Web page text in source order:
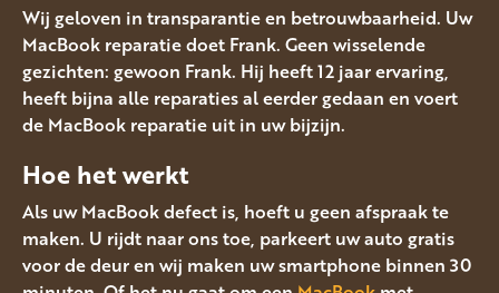
Wij geloven in transparantie en betrouwbaarheid. Uw
MacBook reparatie doet Frank. Geen wisselende
gezichten: gewoon Frank. Hij heeft 12 jaar ervaring,
heeft bijna alle reparaties al eerder gedaan en voert
de MacBook reparatie uit in uw bijzijn.
Hoe het werkt
Als uw MacBook defect is, hoeft u geen afspraak te
maken. U rijdt naar ons toe, parkeert uw auto gratis
voor de deur en wij maken uw smartphone binnen 30